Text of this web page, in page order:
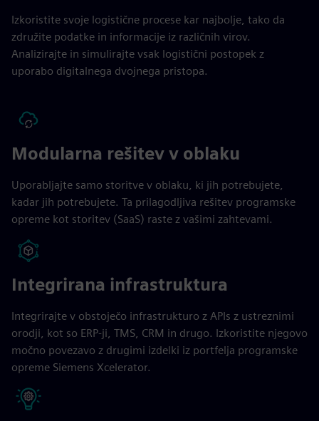
Izkoristite svoje logistične procese kar najbolje, tako da
združite podatke in informacije iz različnih virov.
Analizirajte in simulirajte vsak logistični postopek z
uporabo digitalnega dvojnega pristopa.
Modularna rešitev v oblaku
Uporabljajte samo storitve v oblaku, ki jih potrebujete,
kadar jih potrebujete. Ta prilagodljiva rešitev programske
opreme kot storitev (SaaS) raste z vašimi zahtevami.
Integrirana infrastruktura
Integrirajte v obstoječo infrastrukturo z APIs z ustreznimi
orodji, kot so ERP-ji, TMS, CRM in drugo. Izkoristite njegovo
močno povezavo z drugimi izdelki iz portfelja programske
opreme Siemens Xcelerator.